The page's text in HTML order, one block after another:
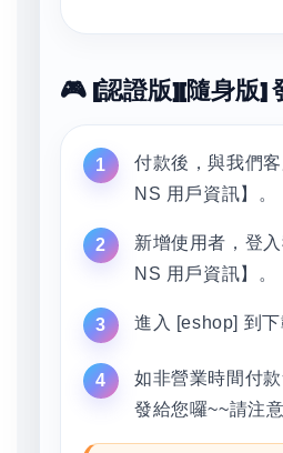
🎮 [認證版][隨身版]
付款後，與我們
NS 用戶資訊】。
新增使用者，登
NS 用戶資訊】。
進入 [eshop] 到下
如非營業時間付
發給您囉~~請注